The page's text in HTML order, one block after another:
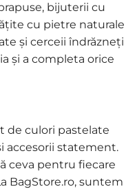
bijuterii cu
cu pietre naturale
și cerceii îndrăzneți
și a completa orice
de culori pastelate
accesorii statement.
ceva pentru fiecare
BagStore.ro, suntem